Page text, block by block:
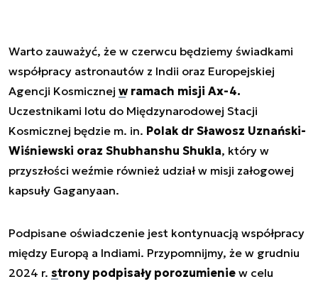
Warto zauważyć, że w czerwcu będziemy świadkami
współpracy astronautów z Indii oraz Europejskiej
Agencji Kosmicznej w ramach misji Ax-4.
Uczestnikami lotu do Międzynarodowej Stacji
Kosmicznej będzie m. in. Polak dr Sławosz Uznański-
Wiśniewski oraz Shubhanshu Shukla, który w
przyszłości weźmie również udział w misji załogowej
kapsuły Gaganyaan.
Podpisane oświadczenie jest kontynuacją współpracy
między Europą a Indiami. Przypomnijmy, że w grudniu
2024 r. strony podpisały porozumienie w celu